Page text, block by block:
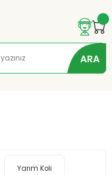
Yarım Koli